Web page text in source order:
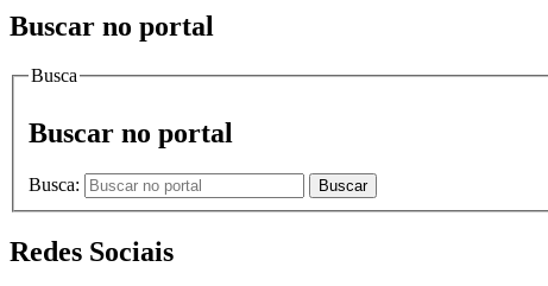
Buscar no portal
Busca
Buscar no portal
Busca: Buscar
Redes Sociais